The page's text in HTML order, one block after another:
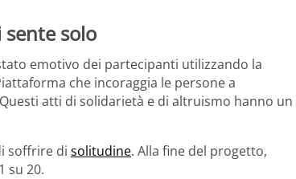
solo
emotivo dei partecipanti utilizzando la
che incoraggia le persone a
atti di solidarietà e di altruismo hanno un
soffrire di solitudine. Alla fine del progetto,
su 20.